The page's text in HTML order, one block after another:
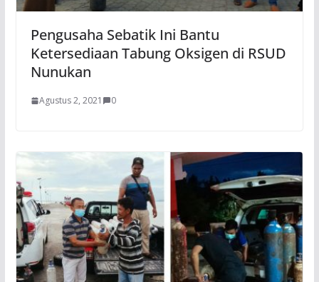
Pengusaha Sebatik Ini Bantu
Ketersediaan Tabung Oksigen di RSUD
Nunukan
Agustus 2, 2021 0